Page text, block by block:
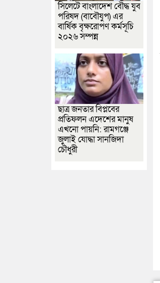
সিলেটে বাংলাদেশ বৌদ্ধ যুব
পরিষদ (বাবৌযুপ) এর
বার্ষিক বৃক্ষরোপণ কর্মসূচি
২০২৬ সম্পন্ন
ছাত্র জনতার বিপ্লবের
প্রতিফলন এদেশের মানুষ
এখনো পায়নি: রামগঞ্জে
জুলাই যোদ্ধা সানজিদা
চৌধুরী